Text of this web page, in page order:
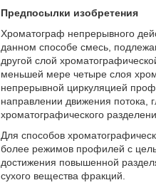
Предпосылки изобретения
Хроматограф непрерывного
данном способе смесь,
другой слой
меньшей мере четыре слоя
непрерывной циркуляцией
направлении движения потока,
хроматографического
Для способов
более режимов профилей с
достижения повышенной
сухого вещества фракций.